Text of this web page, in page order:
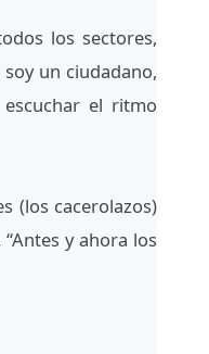
los sectores,
un ciudadano,
el ritmo
(los cacerolazos)
y ahora los